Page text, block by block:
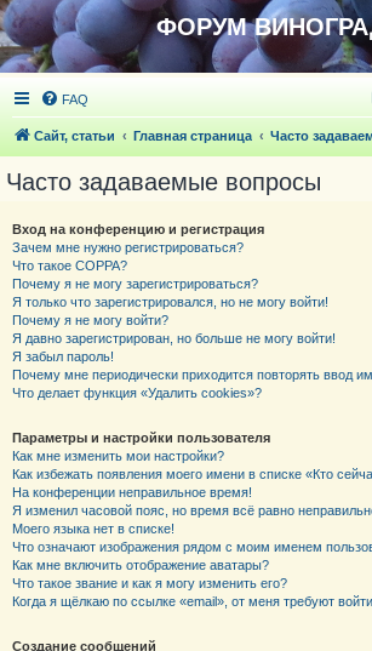
ФОРУМ
FAQ
Сайт, статьи Главная страница Часто
Часто задаваемые вопросы
Вход на конференцию и регистрация
Зачем мне нужно регистрироваться?
Что такое COPPA?
Почему я не могу зарегистрироваться?
Я только что зарегистрировался, но не могу войти!
Почему я не могу войти?
Я давно зарегистрирован, но больше не могу войти!
Я забыл пароль!
Почему мне периодически приходится повторять ввод
Что делает функция «Удалить cookies»?
Параметры и настройки пользователя
Как мне изменить мои настройки?
Как избежать появления моего имени в списке «Кто
На конференции неправильное время!
Я изменил часовой пояс, но время всё равно
Моего языка нет в списке!
Что означают изображения рядом с моим именем
Как мне включить отображение аватары?
Что такое звание и как я могу изменить его?
Когда я щёлкаю по ссылке «email», от меня требуют
Создание сообщений